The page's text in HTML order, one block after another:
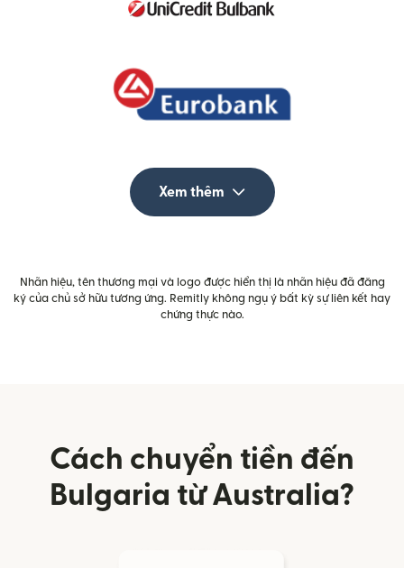
Xem thêm
Nhãn hiệu, tên thương mại và logo được hiển thị là nhãn hiệu đã đăng
ký của chủ sở hữu tương ứng. Remitly không ngụ ý bất kỳ sự liên kết hay
chứng thực nào.
Cách chuyển tiền đến
Bulgaria từ Australia?